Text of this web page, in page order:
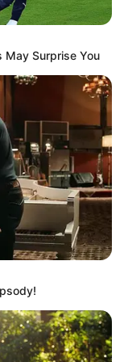
May Surprise You